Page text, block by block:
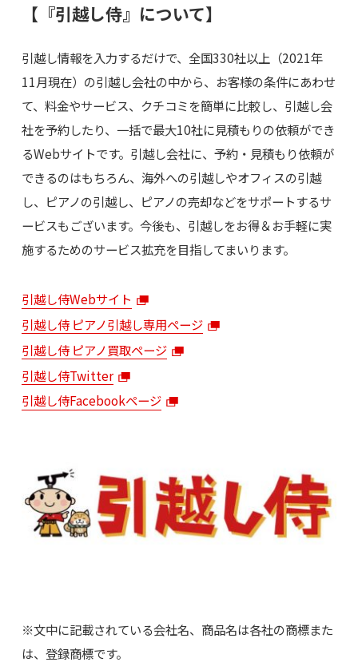
【『引越し侍』について】
引越し情報を入力するだけで、全国330社以上（2021年
11月現在）の引越し会社の中から、お客様の条件にあわせ
て、料金やサービス、クチコミを簡単に比較し、引越し会
社を予約したり、一括で最大10社に見積もりの依頼ができ
るWebサイトです。引越し会社に、予約・見積もり依頼が
できるのはもちろん、海外への引越しやオフィスの引越
し、ピアノの引越し、ピアノの売却などをサポートするサ
ービスもございます。今後も、引越しをお得＆お手軽に実
施するためのサービス拡充を目指してまいります。
引越し侍Webサイト
引越し侍 ピアノ引越し専用ページ
引越し侍 ピアノ買取ページ
引越し侍Twitter
引越し侍Facebookページ
※文中に記載されている会社名、商品名は各社の商標また
は、登録商標です。